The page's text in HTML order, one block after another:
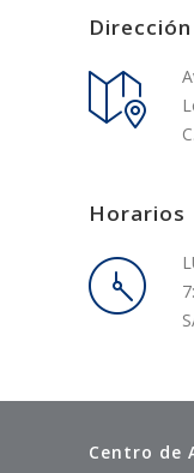
Dirección
Horarios
Centro de